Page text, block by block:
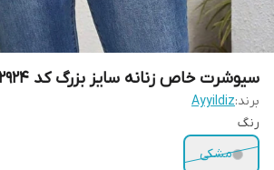
سیوشرت خاص زنانه سایز بزرگ کد 2924
برند:Ayyildiz
رنگ
مشکی